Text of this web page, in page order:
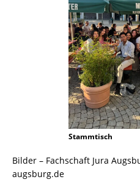
Stammtisch
Bilder – Fachschaft Jura
augsburg.de